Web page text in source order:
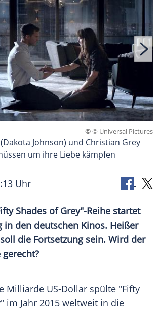
©© Universal Pictures
Johnson) und Christian Grey
um ihre Liebe kämpfen
Uhr
Shades of Grey"-Reihe startet
in den deutschen Kinos. Heißer
die Fortsetzung sein. Wird der
Milliarde US-Dollar spülte "Fifty
" im Jahr 2015 weltweit in die